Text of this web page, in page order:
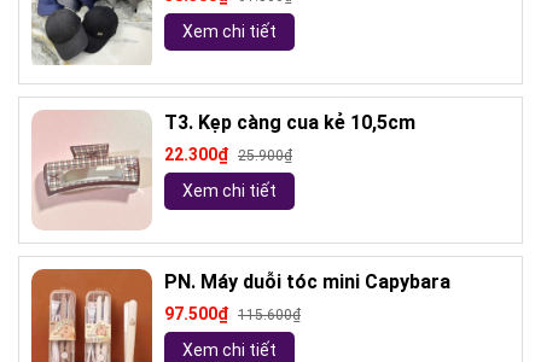
Xem chi tiết
T3. Kẹp càng cua kẻ 10,5cm
22.300₫ 25.900₫
Xem chi tiết
PN. Máy duỗi tóc mini Capybara
97.500₫ 115.600₫
Xem chi tiết